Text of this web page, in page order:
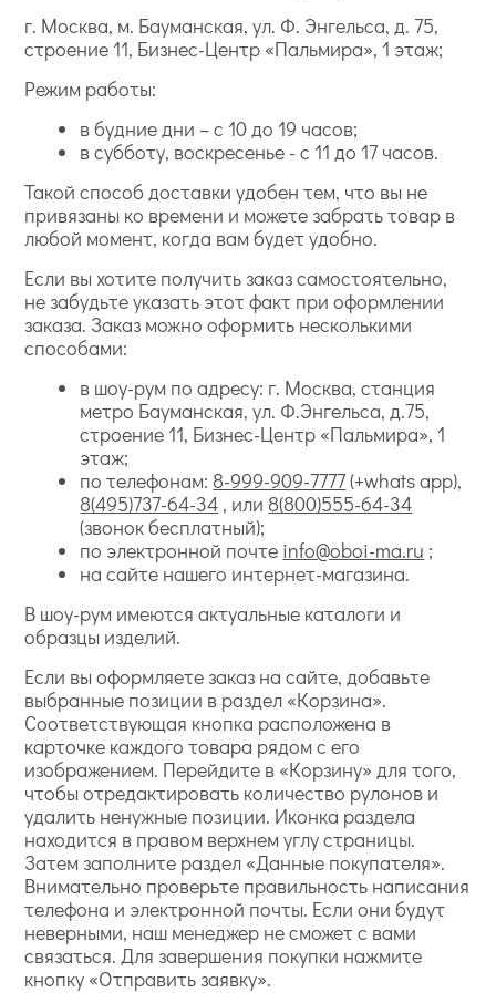
г. Москва, м. Бауманская, ул. Ф. Энгельса, д. 75,
строение 11, Бизнес-Центр «Пальмира», 1 этаж;
Режим работы:
в будние дни – с 10 до 19 часов;
в субботу, воскресенье - с 11 до 17 часов.
Такой способ доставки удобен тем, что вы не
привязаны ко времени и можете забрать товар в
любой момент, когда вам будет удобно.
Если вы хотите получить заказ самостоятельно,
не забудьте указать этот факт при оформлении
заказа. Заказ можно оформить несколькими
способами:
в шоу-рум по адресу: г. Москва, станция
метро Бауманская, ул. Ф.Энгельса, д.75,
строение 11, Бизнес-Центр «Пальмира», 1
этаж;
по телефонам: 8-999-909-7777(+whats app),
8(495)737-64-34 , или 8(800)555-64-34
(звонок бесплатный);
по электронной почте info@oboi-ma.ru ;
на сайте нашего интернет-магазина.
В шоу-рум имеются актуальные каталоги и
образцы изделий.
Если вы оформляете заказ на сайте, добавьте
выбранные позиции в раздел «Корзина».
Соответствующая кнопка расположена в
карточке каждого товара рядом с его
изображением. Перейдите в «Корзину» для того,
чтобы отредактировать количество рулонов и
удалить ненужные позиции. Иконка раздела
находится в правом верхнем углу страницы.
Затем заполните раздел «Данные покупателя».
Внимательно проверьте правильность написания
телефона и электронной почты. Если они будут
неверными, наш менеджер не сможет с вами
связаться. Для завершения покупки нажмите
кнопку «Отправить заявку».